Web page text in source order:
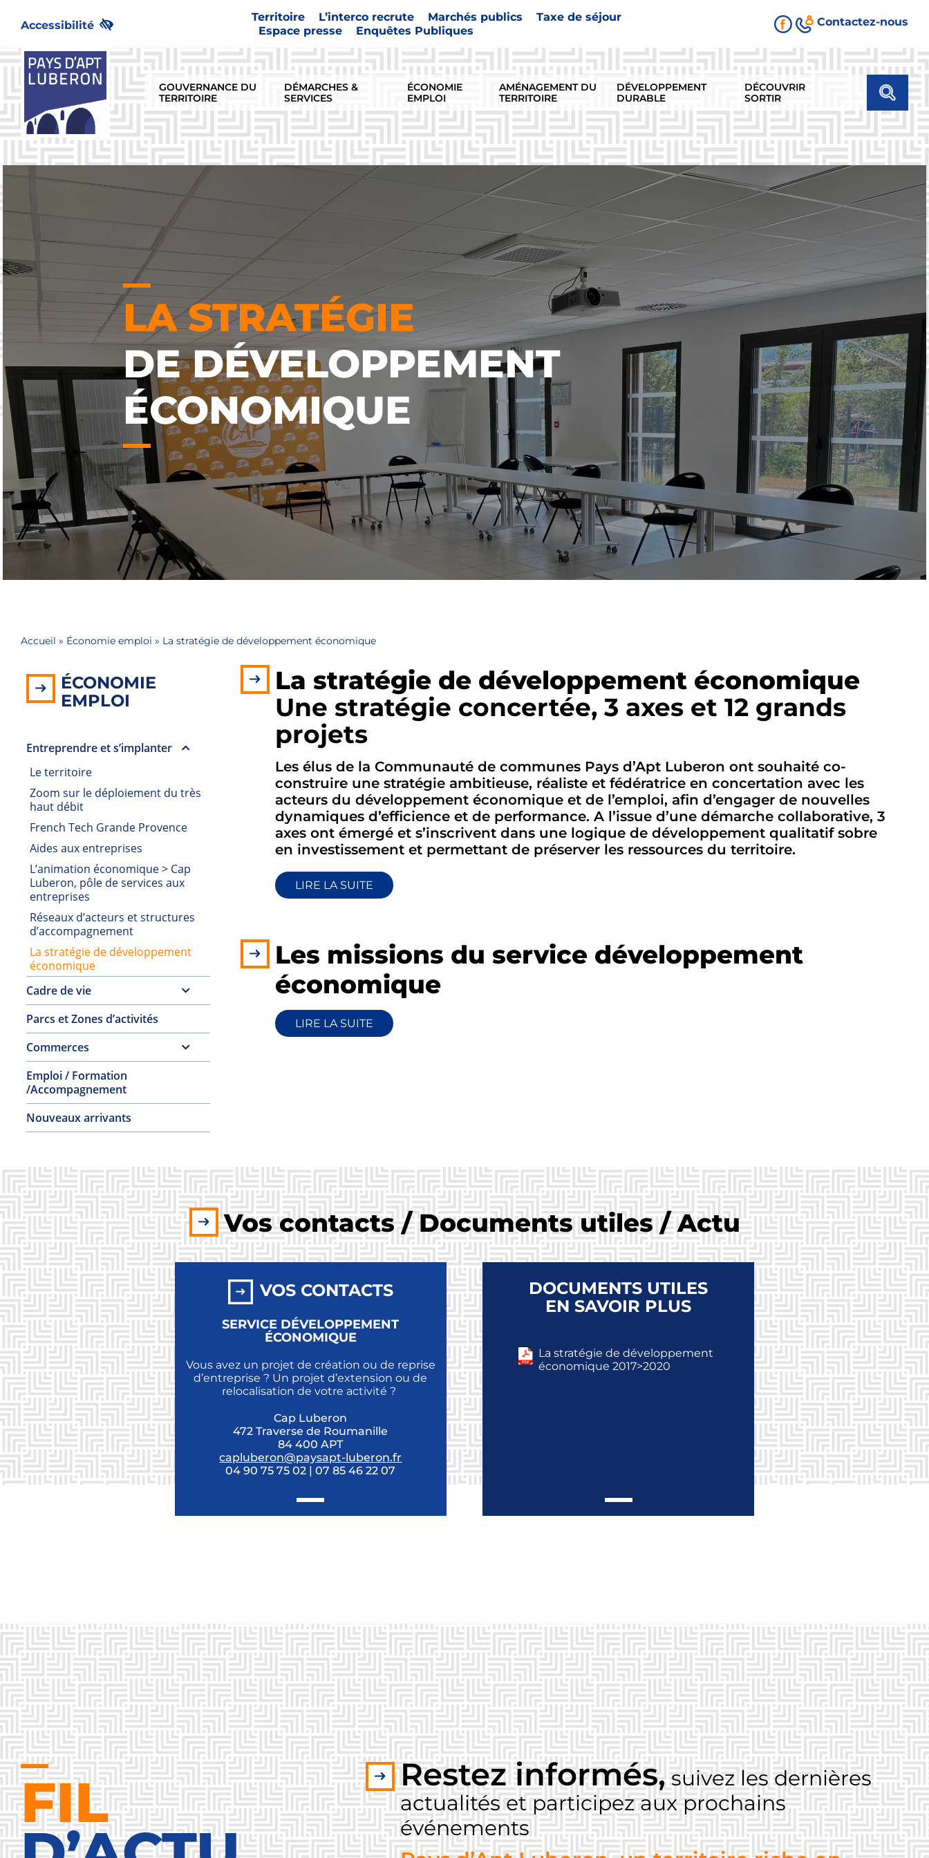
Accessibilité
Territoire L’interco recrute Marchés publics
Taxe de séjour
Espace presse
Enquêtes Publiques
Contactez-nous
GOUVERNANCE DU
TERRITOIRE
DÉMARCHES &
SERVICES
ÉCONOMIE
EMPLOI
AMÉNAGEMENT DU
TERRITOIRE
DÉVELOPPEMENT
DURABLE
DÉCOUVRIR
SORTIR
LA STRATÉGIE
DE DÉVELOPPEMENT
ÉCONOMIQUE
Accueil » Économie emploi » La stratégie de développement économique
ÉCONOMIE
EMPLOI
Entreprendre et s’implanter
Le territoire
Zoom sur le déploiement du très
haut débit
French Tech Grande Provence
Aides aux entreprises
L’animation économique > Cap
Luberon, pôle de services aux
entreprises
Réseaux d’acteurs et structures
d’accompagnement
La stratégie de développement
économique
Cadre de vie
Parcs et Zones d’activités
Commerces
Emploi / Formation
/Accompagnement
Nouveaux arrivants
La stratégie de développement économique
Une stratégie concertée, 3 axes et 12 grands
projets
Les élus de la Communauté de communes Pays d’Apt Luberon ont souhaité co-
construire une stratégie ambitieuse, réaliste et fédératrice en concertation avec les
acteurs du développement économique et de l’emploi, afin d’engager de nouvelles
dynamiques d’efficience et de performance. A l’issue d’une démarche collaborative, 3
axes ont émergé et s’inscrivent dans une logique de développement qualitatif sobre
en investissement et permettant de préserver les ressources du territoire.
LIRE LA SUITE
Les missions du service développement
économique
LIRE LA SUITE
Vos contacts / Documents utiles / Actu
VOS CONTACTS
SERVICE DÉVELOPPEMENT
ÉCONOMIQUE
Vous avez un projet de création ou de reprise
d’entreprise ? Un projet d’extension ou de
relocalisation de votre activité ?
Cap Luberon
472 Traverse de Roumanille
84 400 APT
capluberon@paysapt-luberon.fr
04 90 75 75 02 | 07 85 46 22 07
DOCUMENTS UTILES
EN SAVOIR PLUS
La stratégie de développement
économique 2017>2020
FIL Restez informés,suivez les dernières
actualités et participez aux prochains
événements